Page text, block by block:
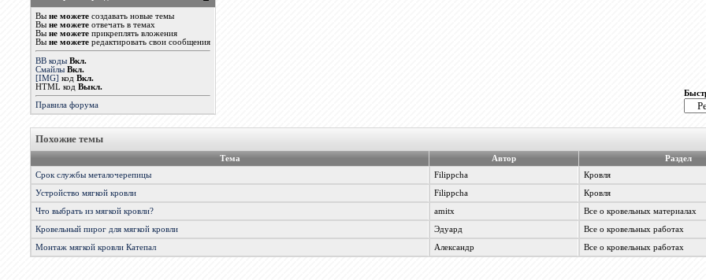
Выне можете создавать новые темы
Выне можете отвечать в темах
Выне можете прикреплять вложения
Выне можете редактировать свои сообщения
BB коды Вкл.
Смайлы Вкл.
[IMG] кодВкл.
HTML кодВыкл.
Правила форума
Похожие темы
Тема Автор
Раздел
Срок службы металочерепицы
Filippcha Кровля
Устройство мягкой кровли Filippcha Кровля
Что выбрать из мягкой кровли? amitx Все о кровельных материалах
Кровельный пирог для мягкой кровли Эдуард Все о кровельных работах
Монтаж мягкой кровли Катепал Александр Все о кровельных работах